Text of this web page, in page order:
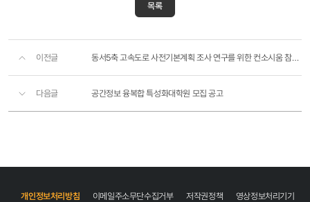
목록
이전글 동서5축 고속도로 사전기본계획 조사 연구를 위한 컨소시움 참여 요청 공고문
다음글 공간정보 융복합 특성화대학원 모집 공고
개인정보처리방침 이메일주소무단수집거부 저작권정책
영상정보처리기기